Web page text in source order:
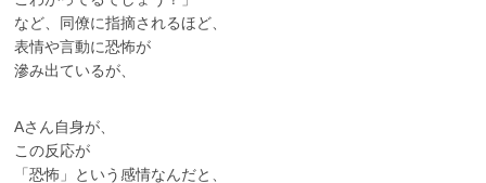
など、同僚に指摘されるほど、
表情や言動に恐怖が
滲み出ているが、
Aさん自身が、
この反応が
「恐怖」という感情なんだと、